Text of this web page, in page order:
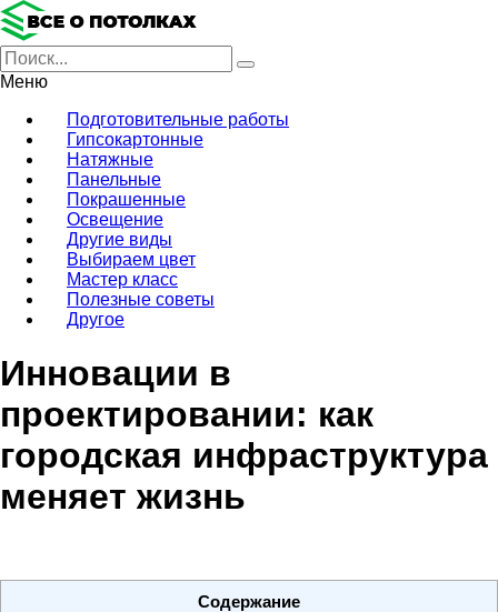
Меню
Подготовительные работы
Гипсокартонные
Натяжные
Панельные
Покрашенные
Освещение
Другие виды
Выбираем цвет
Мастер класс
Полезные советы
Другое
Инновации в
проектировании: как
городская инфраструктура
меняет жизнь
Содержание